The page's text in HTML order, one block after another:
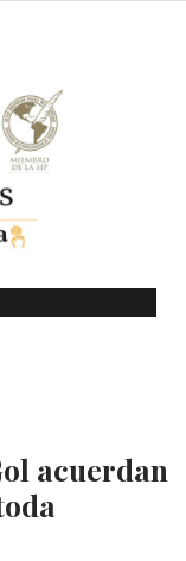
acuerdan